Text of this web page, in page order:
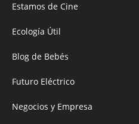
Estamos de Cine
Ecología Útil
Blog de Bebés
Futuro Eléctrico
Negocios y Empresa